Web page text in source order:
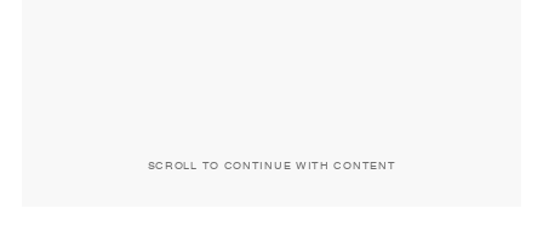
SCROLL TO CONTINUE WITH CONTENT